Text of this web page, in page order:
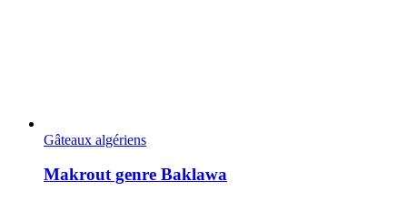
Gâteaux algériens
Makrout genre Baklawa